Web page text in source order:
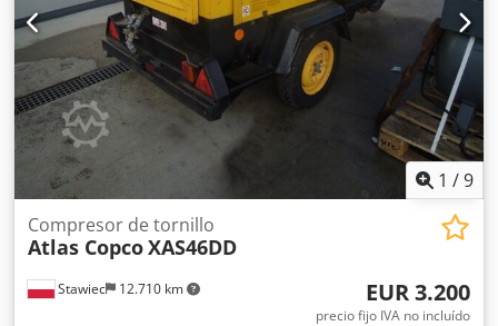
1 /9
Stawiec 12.710 km
Compresor de tornillo
Atlas CopcoXAS46DD
EUR 3.200
precio fijo IVA no incluído